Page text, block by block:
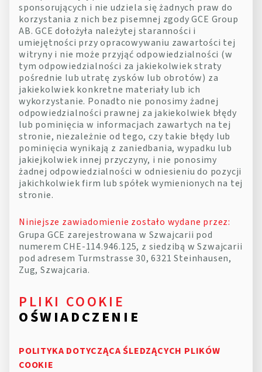
sponsorujących i nie udziela się żadnych praw do
korzystania z nich bez pisemnej zgody GCE Group
AB. GCE dołożyła należytej staranności i
umiejętności przy opracowywaniu zawartości tej
witryny i nie może przyjąć odpowiedzialności (w
tym odpowiedzialności za jakiekolwiek straty
pośrednie lub utratę zysków lub obrotów) za
jakiekolwiek konkretne materiały lub ich
wykorzystanie. Ponadto nie ponosimy żadnej
odpowiedzialności prawnej za jakiekolwiek błędy
lub pominięcia w informacjach zawartych na tej
stronie, niezależnie od tego, czy takie błędy lub
pominięcia wynikają z zaniedbania, wypadku lub
jakiejkolwiek innej przyczyny, i nie ponosimy
żadnej odpowiedzialności w odniesieniu do pozycji
jakichkolwiek firm lub spółek wymienionych na tej
stronie.
Niniejsze zawiadomienie zostało wydane przez:
Grupa GCE zarejestrowana w Szwajcarii pod
numerem CHE-114.946.125, z siedzibą w Szwajcarii
pod adresem Turmstrasse 30, 6321 Steinhausen,
Zug, Szwajcaria.
PLIKI COOKIE
OŚWIADCZENIE
POLITYKA DOTYCZĄCA ŚLEDZĄCYCH PLIKÓW
COOKIE